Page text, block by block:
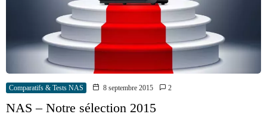
Comparatifs & Tests NAS 8 septembre 2015 2
NAS – Notre sélection 2015